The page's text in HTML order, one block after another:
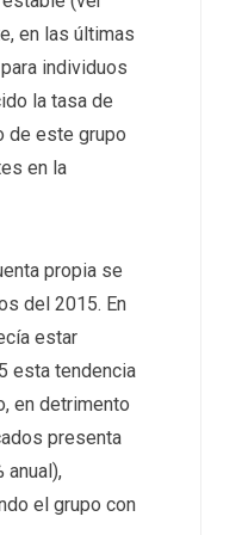
en las últimas
individuos
la tasa de
de este grupo
en la
propia se
del 2015. En
estar
esta tendencia
en detrimento
presenta
anual),
el grupo con